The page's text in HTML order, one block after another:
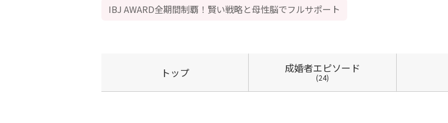
IBJ AWARD全期間制覇！賢い戦略と母性脳でフルサポート
トップ 成婚者エピソード
(24)